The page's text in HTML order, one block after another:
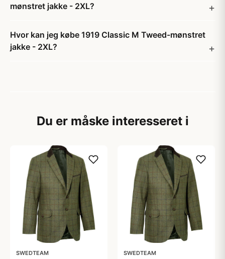
mønstret jakke - 2XL?
Hvor kan jeg købe 1919 Classic M Tweed-mønstret
jakke - 2XL?
Du er måske interesseret i
SWEDTEAM SWEDTEAM